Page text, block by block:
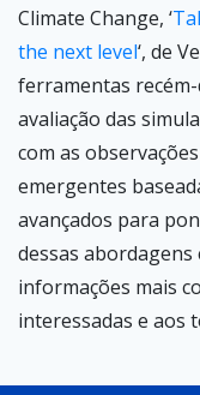
Climate Change, ‘
the next level‘, de
ferramentas
avaliação das
com as
emergentes
avançados para
dessas
informações mais
interessadas e aos